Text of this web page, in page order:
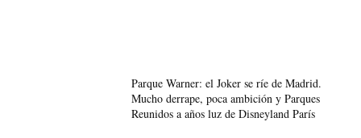
Parque Warner: el Joker se ríe de Madrid.
Mucho derrape, poca ambición y Parques
Reunidos a años luz de Disneyland París